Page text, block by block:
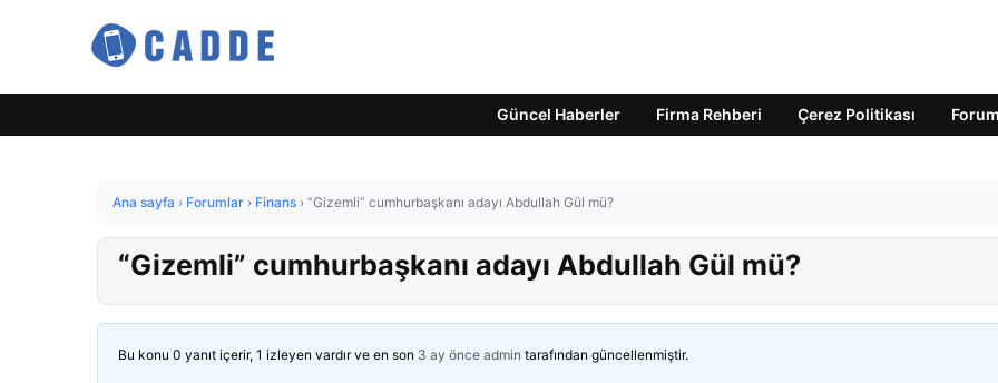
Güncel Haberler Firma Rehberi Çerez Politikası Forum
Ana sayfa › Forumlar › Finans › “Gizemli” cumhurbaşkanı adayı Abdullah Gül mü?
“Gizemli” cumhurbaşkanı adayı Abdullah Gül mü?
Bu konu 0 yanıt içerir, 1 izleyen vardır ve en son 3 ay önce admin tarafından güncellenmiştir.